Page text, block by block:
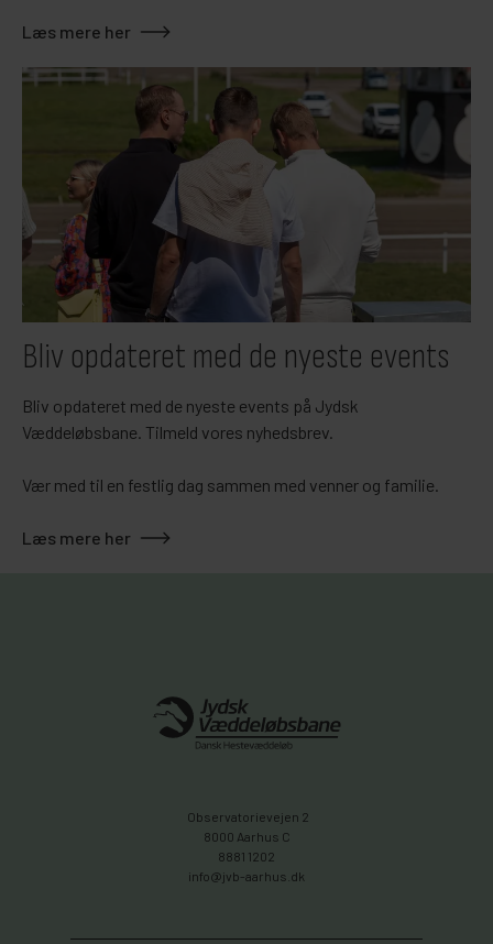
Læs mere her
Bliv opdateret med de nyeste events
Bliv opdateret med de nyeste events på Jydsk
Væddeløbsbane. Tilmeld vores nyhedsbrev.
Vær med til en festlig dag sammen med venner og familie.
Læs mere her
Observatorievejen 2
8000 Aarhus C
8881 1202
info@jvb-aarhus.dk